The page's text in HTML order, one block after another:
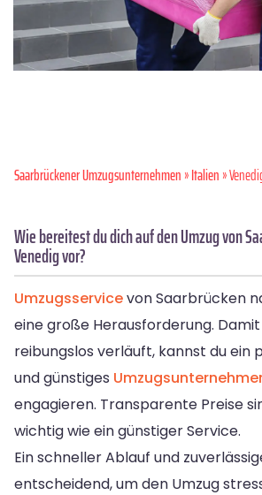
Saarbrückener Umzugsunternehmen»Italien»
Wie bereitest du dich auf den Umzug von
Venedig vor?
Umzugsservicevon Saarbrücken
eine große Herausforderung.
reibungslos verläuft, kannst du ein
und günstiges
engagieren. Transparente Preise
wichtig wie ein günstiger Service.
Ein schneller Ablauf und
entscheidend, um den Umzug